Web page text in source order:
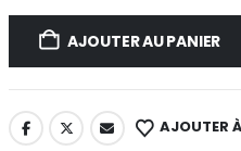
AJOUTER AU PANIER
AJOUTER